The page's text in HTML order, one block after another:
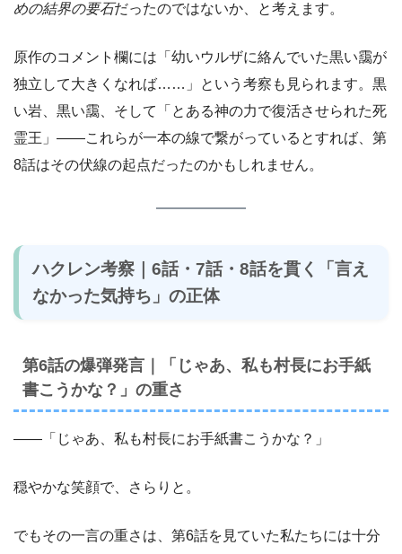
めの結界の要石だったのではないか、と考えます。
原作のコメント欄には「幼いウルザに絡んでいた黒い靄が
独立して大きくなれば……」という考察も見られます。黒
い岩、黒い靄、そして「とある神の力で復活させられた死
霊王」――これらが一本の線で繋がっているとすれば、第
8話はその伏線の起点だったのかもしれません。
ハクレン考察｜6話・7話・8話を貫く「言え
なかった気持ち」の正体
第6話の爆弾発言｜「じゃあ、私も村長にお手紙
書こうかな？」の重さ
――「じゃあ、私も村長にお手紙書こうかな？」
穏やかな笑顔で、さらりと。
でもその一言の重さは、第6話を見ていた私たちには十分